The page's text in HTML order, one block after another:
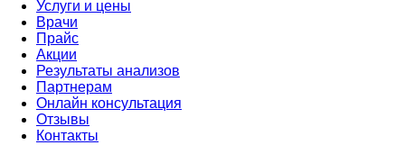
Услуги и цены
Врачи
Прайс
Акции
Результаты анализов
Партнерам
Онлайн консультация
Отзывы
Контакты